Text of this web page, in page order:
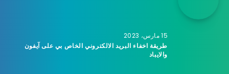
15 مارس، 2023
طريقة اخفاء البريد الالكتروني الخاص بي على آيفون
والايباد